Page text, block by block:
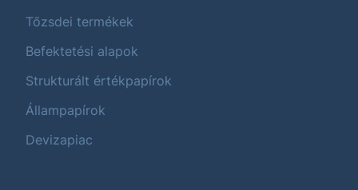
Tőzsdei termékek
Befektetési alapok
Strukturált értékpapírok
Állampapírok
Devizapiac